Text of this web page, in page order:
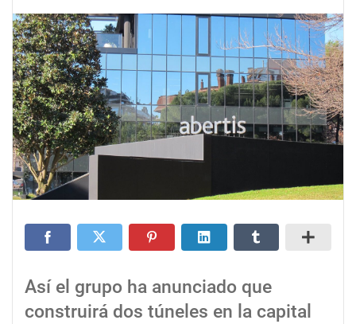
Así el grupo ha anunciado que
construirá dos túneles en la capital